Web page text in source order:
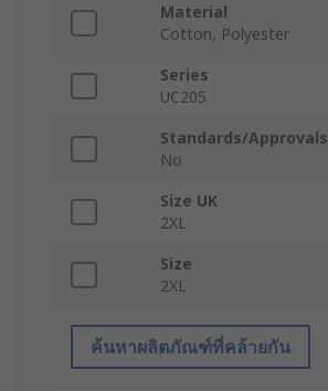
Material
Cotton, Polyester
Series
UC205
Standards/Approvals
No
Size UK
2XL
Size
2XL
ค้นหาผลิตภัณฑ์ที่คล้ายกัน